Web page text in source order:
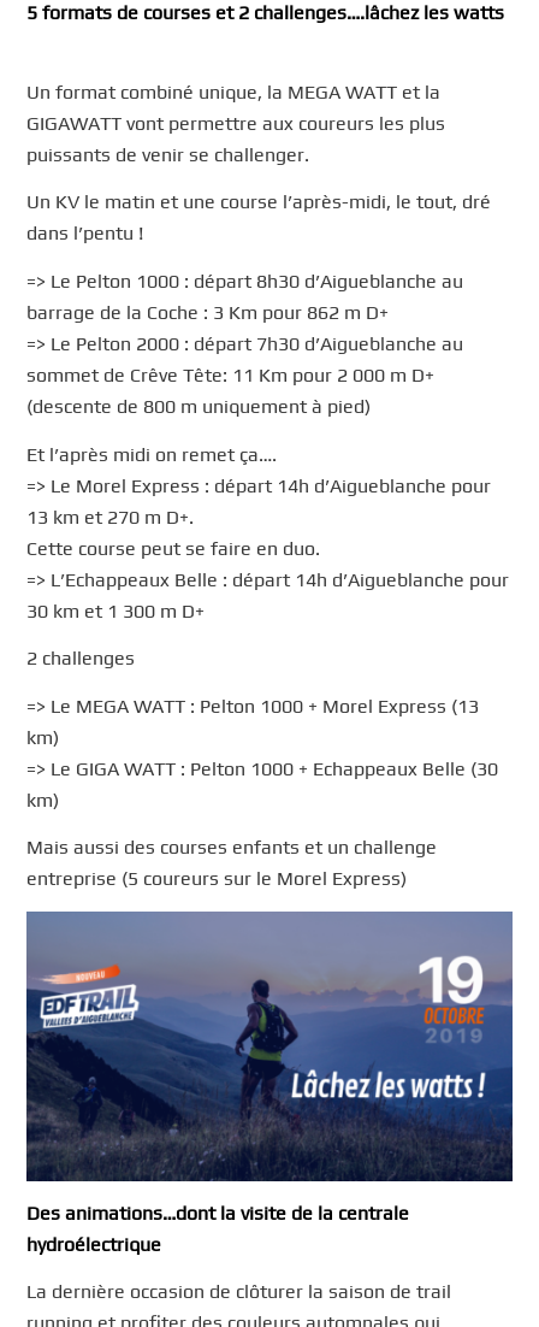
5 formats de courses et 2 challenges….lâchez les watts
Un format combiné unique, la MEGA WATT et la
GIGAWATT vont permettre aux coureurs les plus
puissants de venir se challenger.
Un KV le matin et une course l’après-midi, le tout, dré
dans l’pentu !
=> Le Pelton 1000 : départ 8h30 d’Aigueblanche au
barrage de la Coche : 3 Km pour 862 m D+
=> Le Pelton 2000 : départ 7h30 d’Aigueblanche au
sommet de Crêve Tête: 11 Km pour 2 000 m D+
(descente de 800 m uniquement à pied)
Et l’après midi on remet ça….
=> Le Morel Express : départ 14h d’Aigueblanche pour
13 km et 270 m D+.
Cette course peut se faire en duo.
=> L’Echappeaux Belle : départ 14h d’Aigueblanche pour
30 km et 1 300 m D+
2 challenges
=> Le MEGA WATT : Pelton 1000 + Morel Express (13
km)
=> Le GIGA WATT : Pelton 1000 + Echappeaux Belle (30
km)
Mais aussi des courses enfants et un challenge
entreprise (5 coureurs sur le Morel Express)
Des animations…dont la visite de la centrale
hydroélectrique
La dernière occasion de clôturer la saison de trail